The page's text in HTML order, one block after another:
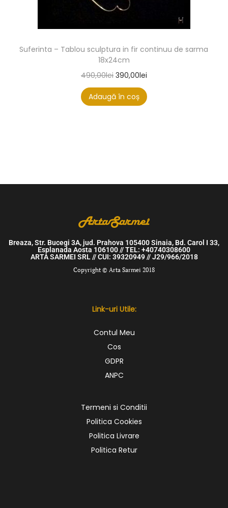
Suferinta – Tablou sculptura in fir continuu de sarma
18x24cm
490,00lei 390,00lei
Adaugă în coș
Breaza, Str. Bucegi 3A, jud. Prahova 105400 Sinaia, Bd. Carol I 33,
Esplanada Aosta 106100 // TEL: +40740308600
ARTA SARMEI SRL // CUI: 39320949 // J29/966/2018
Copyright © Arta Sarmei 2018
Link-uri Utile:
Contul Meu
Cos
GDPR
ANPC
Termeni si Conditii
Politica Cookies
Politica Livrare
Politica Retur